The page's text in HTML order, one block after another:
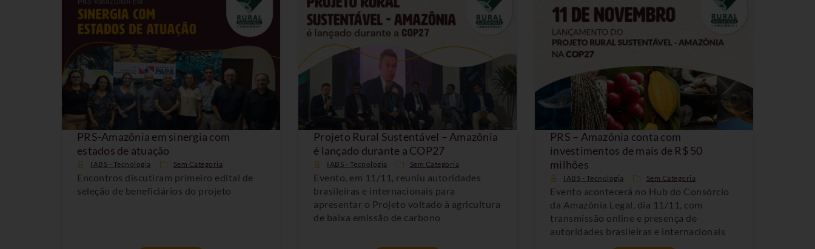
PRS-Amazônia em sinergia com
estados de atuação
IABS - Tecnologia Sem Categoria
Encontros discutiram primeiro edital de
seleção de beneficiários do projeto
Projeto Rural Sustentável – Amazônia
é lançado durante a COP27
IABS - Tecnologia Sem Categoria
Evento, em 11/11, reuniu autoridades
brasileiras e internacionais para
apresentar o Projeto voltado à agricultura
de baixa emissão de carbono
PRS – Amazônia conta com
investimentos de mais de R$ 50
milhões
IABS - Tecnologia Sem Categoria
Evento acontecerá no Hub do Consórcio
da Amazônia Legal, dia 11/11, com
transmissão online e presença de
autoridades brasileiras e internacionais